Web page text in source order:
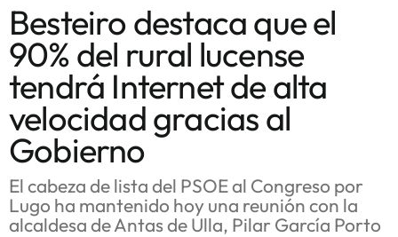
Tendencias
Memoria Histórica
Gastronomía
Escenarios
Besteiro destaca que el
90% del rural lucense
tendrá Internet de alta
velocidad gracias al
Gobierno
El cabeza de lista del PSOE al Congreso por
Lugo ha mantenido hoy una reunión con la
alcaldesa de Antas de Ulla, Pilar García Porto